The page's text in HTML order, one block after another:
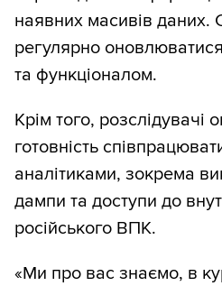
наявних масивів даних.
регулярно
та функціоналом.
Крім того, розслідувачі
готовність
аналітиками, зокрема
дампи та доступи до
російського ВПК.
«Ми про вас знаємо, в